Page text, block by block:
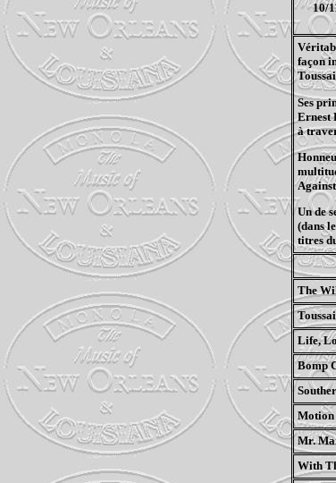
10/
façon
Ses
Ernest
à
Un de
(dans
titres
The
Life,
Bomp
Motion
Mr.
With